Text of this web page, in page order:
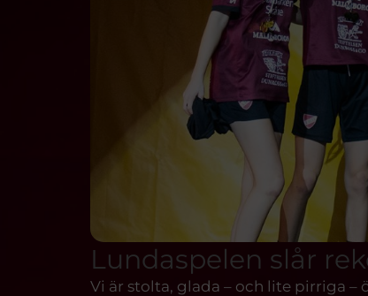
Lundaspelen slår
Vi är stolta, glada – och lite pirriga –